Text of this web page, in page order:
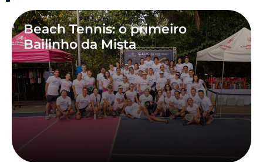
Beach Tennis: o primeiro
Bailinho da Mista